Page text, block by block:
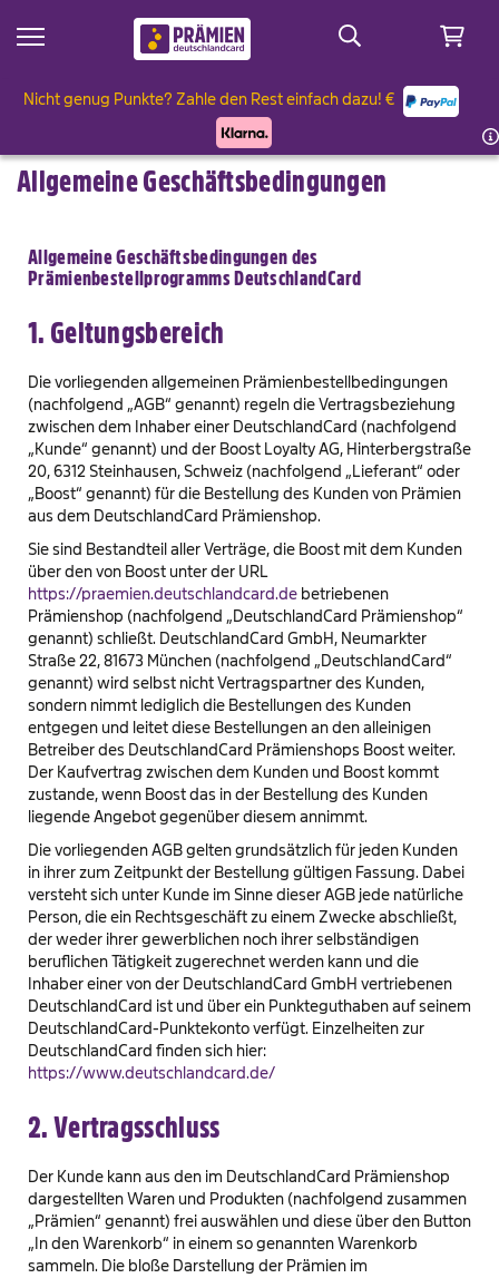
Sale
bis 2.500 Punkte
Alarm
& Garten
& Wohnen
Familie
Taschen
& Magazine
Genießen
& Wohnen
Familie
Reisen
Sale
Nicht genug Punkte? Zahle den Rest einfach dazu! €
Allgemeine Geschäftsbedingungen
Allgemeine Geschäftsbedingungen des
Prämienbestellprogramms DeutschlandCard
1. Geltungsbereich
Die vorliegenden allgemeinen Prämienbestellbedingungen
(nachfolgend „AGB“ genannt) regeln die Vertragsbeziehung
zwischen dem Inhaber einer DeutschlandCard (nachfolgend
„Kunde“ genannt) und der Boost Loyalty AG, Hinterbergstraße
20, 6312 Steinhausen, Schweiz (nachfolgend „Lieferant“ oder
„Boost“ genannt) für die Bestellung des Kunden von Prämien
aus dem DeutschlandCard Prämienshop.
Sie sind Bestandteil aller Verträge, die Boost mit dem Kunden
über den von Boost unter der URL
https://praemien.deutschlandcard.de betriebenen
Prämienshop (nachfolgend „DeutschlandCard Prämienshop“
genannt) schließt. DeutschlandCard GmbH, Neumarkter
Straße 22, 81673 München (nachfolgend „DeutschlandCard“
genannt) wird selbst nicht Vertragspartner des Kunden,
sondern nimmt lediglich die Bestellungen des Kunden
entgegen und leitet diese Bestellungen an den alleinigen
Betreiber des DeutschlandCard Prämienshops Boost weiter.
Der Kaufvertrag zwischen dem Kunden und Boost kommt
zustande, wenn Boost das in der Bestellung des Kunden
liegende Angebot gegenüber diesem annimmt.
Die vorliegenden AGB gelten grundsätzlich für jeden Kunden
in ihrer zum Zeitpunkt der Bestellung gültigen Fassung. Dabei
versteht sich unter Kunde im Sinne dieser AGB jede natürliche
Person, die ein Rechtsgeschäft zu einem Zwecke abschließt,
der weder ihrer gewerblichen noch ihrer selbständigen
beruflichen Tätigkeit zugerechnet werden kann und die
Inhaber einer von der DeutschlandCard GmbH vertriebenen
DeutschlandCard ist und über ein Punkteguthaben auf seinem
DeutschlandCard-Punktekonto verfügt. Einzelheiten zur
DeutschlandCard finden sich hier:
https://www.deutschlandcard.de/
2. Vertragsschluss
Der Kunde kann aus den im DeutschlandCard Prämienshop
dargestellten Waren und Produkten (nachfolgend zusammen
„Prämien“ genannt) frei auswählen und diese über den Button
„In den Warenkorb“ in einem so genannten Warenkorb
sammeln. Die bloße Darstellung der Prämien im